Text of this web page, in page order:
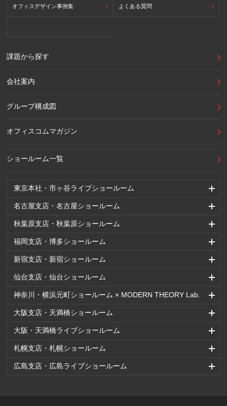
東京本社・市ヶ谷ライブショールーム
名古屋支店・名古屋ショールーム
秋葉原支店・秋葉原ショールーム
福岡支店・博多ショールーム
新宿支店・新宿ショールーム
仙台支店・仙台ショールーム
神奈川・横浜元町ショールーム × MODERN THEORY Lab.
大阪支店・天満橋ショールーム
大阪・天満橋ライブショールーム
札幌支店・札幌ショールーム
広島支店・広島ライブショールーム
オフィスデザイン事例集 よくある質問
課題から探す
会社案内
グループ構成図
オフィスコムマガジン
ショールーム一覧